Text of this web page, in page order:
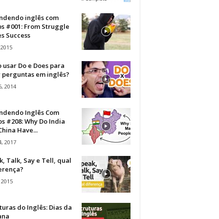
inglês com
#001: From Struggle
Success
usar Do e Does para
em inglês?
2014
Inglês Com
#208: Why Do India
Have...
2017
Talk, Say e Tell, qual
do Inglês: Dias da